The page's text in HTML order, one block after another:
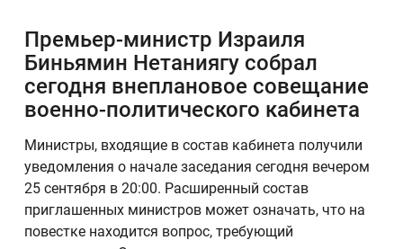
Премьер-министр Израиля
Биньямин Нетаниягу собрал
сегодня внеплановое совещание
военно-политического кабинета
Министры, входящие в состав кабинета получили
уведомления о начале заседания сегодня вечером
25 сентября в 20:00. Расширенный состав
приглашенных министров может означать, что на
повестке находится вопрос, требующий